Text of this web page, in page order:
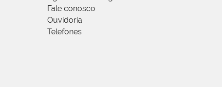
Fale conosco
Ouvidoria
Telefones